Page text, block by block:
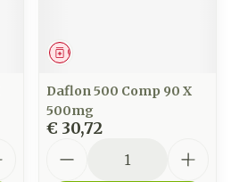
Geneesmiddel
Daflon 500 Comp 90 X
500mg
€ 30,72